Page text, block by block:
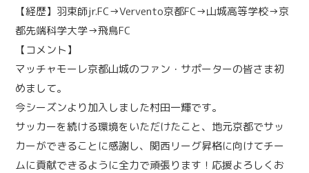
【経歴】羽束師jr.FC→Vervento京都FC→山城高等学校→京
都先端科学大学→飛鳥FC
【コメント】
マッチャモーレ京都山城のファン・サポーターの皆さま初
めまして。
今シーズンより加入しました村田一輝です。
サッカーを続ける環境をいただけたこと、地元京都でサッ
カーができることに感謝し、関西リーグ昇格に向けてチー
ムに貢献できるように全力で頑張ります！応援よろしくお